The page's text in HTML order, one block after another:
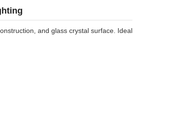
and glass crystal surface. Ideal